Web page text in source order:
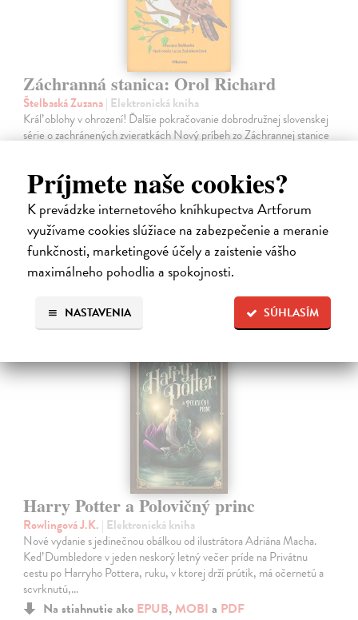
Príjmete naše cookies?
K prevádzke internetového kníhkupectva Artforum
využívame cookies slúžiace na zabezpečenie a meranie
funkčnosti, marketingové účely a zaistenie vášho
maximálneho pohodlia a spokojnosti.
SÚHLASÍM
NASTAVENIA
Záchranná stanica: Orol Richard
Štelbaská Zuzana| Elektronická kniha
Kráľ oblohy v ohrození! Ďalšie pokračovanie dobrodružnej slovenskej
série o zachránených zvieratkách Nový príbeh zo Záchrannej stanice
Na stiahnutie ako EPUB, PDF
8,10 €
Harry Potter a Polovičný princ
Rowlingová J.K. | Elektronická kniha
Nové vydanie s jedinečnou obálkou od ilustrátora Adriána Macha.
Keď Dumbledore v jeden neskorý letný večer príde na Privátnu
cestu po Harryho Pottera, ruku, v ktorej drží prútik, má očernetú a
scvrknutú,…
Na stiahnutie ako EPUB, MOBI a PDF